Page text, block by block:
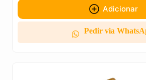
Adicionar
Pedir via